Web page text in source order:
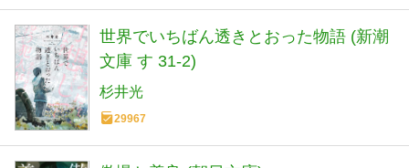
世界でいちばん透きとおった物語 (新潮
文庫 す 31-2)
杉井光
29967